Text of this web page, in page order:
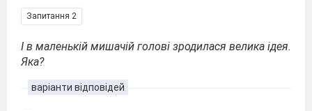
Запитання 2
І в маленькій мишачій голові зродилася велика ідея.
Яка?
варіанти відповідей